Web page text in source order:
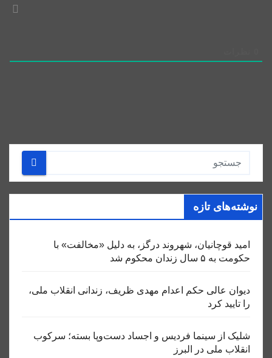
نوشته‌های تازه
امید قوچانیان، شهروند درگز، به دلیل «مخالفت» با
حکومت به ۵ سال زندان محکوم شد
دیوان عالی حکم اعدام مهدی ظریف، زندانی انقلاب ملی،
را تایید کرد
شلیک از سینما فردیس و اجساد دست‌وپا بسته؛ سرکوب
انقلاب ملی در البرز